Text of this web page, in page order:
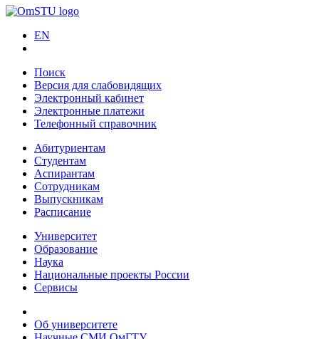
EN
Поиск
Версия для слабовидящих
Электронный кабинет
Электронные платежи
Телефонный справочник
Абитуриентам
Студентам
Аспирантам
Сотрудникам
Выпускникам
Расписание
Университет
Образование
Наука
Национальные проекты России
Сервисы
Об университете